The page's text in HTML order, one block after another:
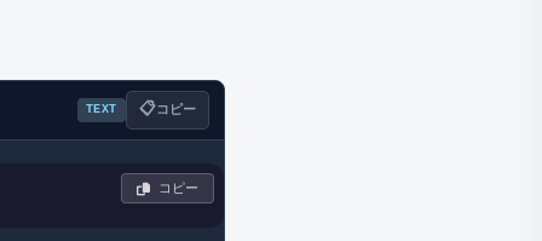
TEXT 📋コピー
コピー